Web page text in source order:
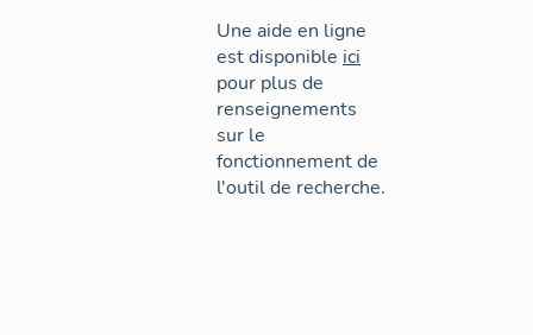
Une aide en ligne
est disponible ici
pour plus de
renseignements
sur le
fonctionnement de
l'outil de recherche.